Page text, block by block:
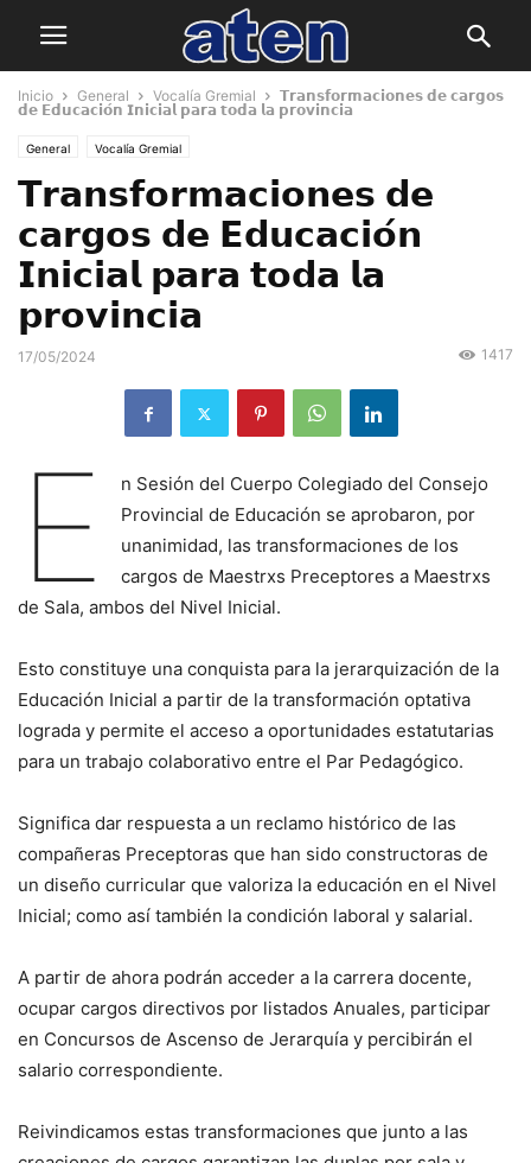
Inicio General Vocalía Gremial
𝗧𝗿𝗮𝗻𝘀𝗳𝗼𝗿𝗺𝗮𝗰𝗶𝗼𝗻𝗲𝘀 𝗱𝗲 𝗰𝗮𝗿𝗴𝗼𝘀
𝗱𝗲 𝗘𝗱𝘂𝗰𝗮𝗰𝗶𝗼́𝗻 𝗜𝗻𝗶𝗰𝗶𝗮𝗹 𝗽𝗮𝗿𝗮 𝘁𝗼𝗱𝗮 𝗹𝗮 𝗽𝗿𝗼𝘃𝗶𝗻𝗰𝗶𝗮
General Vocalía Gremial
𝗧𝗿𝗮𝗻𝘀𝗳𝗼𝗿𝗺𝗮𝗰𝗶𝗼𝗻𝗲𝘀 𝗱𝗲
𝗰𝗮𝗿𝗴𝗼𝘀 𝗱𝗲 𝗘𝗱𝘂𝗰𝗮𝗰𝗶𝗼́𝗻
𝗜𝗻𝗶𝗰𝗶𝗮𝗹 𝗽𝗮𝗿𝗮 𝘁𝗼𝗱𝗮 𝗹𝗮
𝗽𝗿𝗼𝘃𝗶𝗻𝗰𝗶𝗮
17/05/2024 1417
E
n Sesión del Cuerpo Colegiado del Consejo
Provincial de Educación se aprobaron, por
unanimidad, las transformaciones de los
cargos de Maestrxs Preceptores a Maestrxs
de Sala, ambos del Nivel Inicial.
Esto constituye una conquista para la jerarquización de la
Educación Inicial a partir de la transformación optativa
lograda y permite el acceso a oportunidades estatutarias
para un trabajo colaborativo entre el Par Pedagógico.
Significa dar respuesta a un reclamo histórico de las
compañeras Preceptoras que han sido constructoras de
un diseño curricular que valoriza la educación en el Nivel
Inicial; como así también la condición laboral y salarial.
A partir de ahora podrán acceder a la carrera docente,
ocupar cargos directivos por listados Anuales, participar
en Concursos de Ascenso de Jerarquía y percibirán el
salario correspondiente.
Reivindicamos estas transformaciones que junto a las